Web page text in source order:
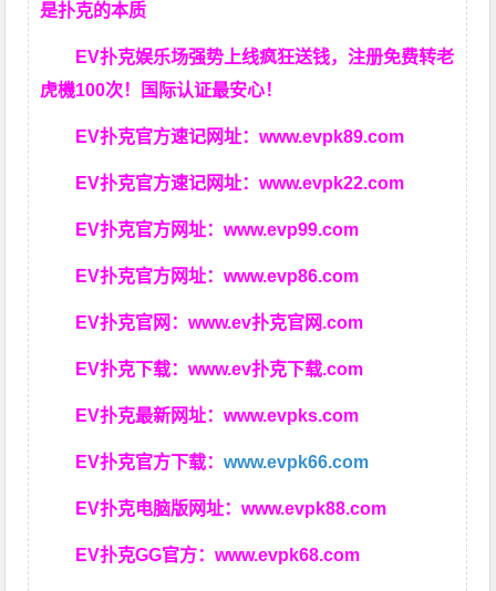
是扑克的本质
EV扑克娱乐场强势上线疯狂送钱，注册免费转老
虎機100次！国际认证最安心！
EV扑克官方速记网址：www.evpk89.com
EV扑克官方速记网址：www.evpk22.com
EV扑克官方网址：www.evp99.com
EV扑克官方网址：www.evp86.com
EV扑克官网：www.ev扑克官网.com
EV扑克下载：www.ev扑克下载.com
EV扑克最新网址：www.evpks.com
EV扑克官方下载：www.evpk66.com
EV扑克电脑版网址：www.evpk88.com
EV扑克GG官方：www.evpk68.com